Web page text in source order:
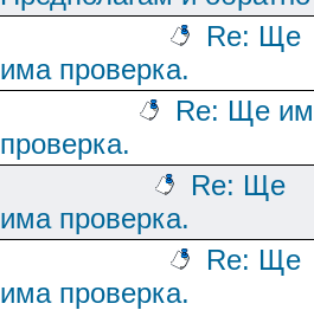
Re: Ще
има проверка.
Re: Ще
проверка.
Re: Ще
има проверка.
Re: Ще
има проверка.